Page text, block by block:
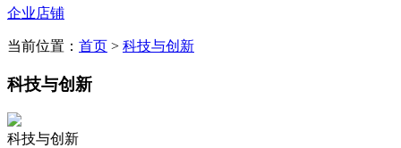
企业店铺
当前位置： 首页 > 科技与创新
科技与创新
科技与创新